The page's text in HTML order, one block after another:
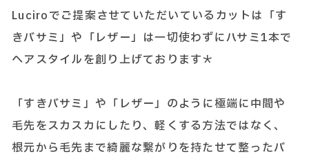
Luciroでご提案させていただいているカットは「す
きバサミ」や「レザー」は一切使わずにハサミ1本で
ヘアスタイルを創り上げております＊
「すきバサミ」や「レザー」のように極端に中間や
毛先をスカスカにしたり、軽くする方法ではなく、
根元から毛先まで綺麗な繋がりを持たせて整ったバ